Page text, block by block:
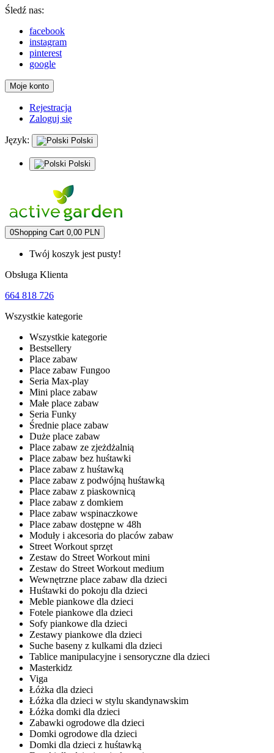
Śledź nas:
facebook
instagram
pinterest
google
Moje konto
Rejestracja
Zaloguj się
Język: Polski
Polski
0Shopping Cart 0,00 PLN
Twój koszyk jest pusty!
Obsługa Klienta
664 818 726
Wszystkie kategorie
Wszystkie kategorie
Bestsellery
Place zabaw
Place zabaw Fungoo
Seria Max-play
Mini place zabaw
Małe place zabaw
Seria Funky
Średnie place zabaw
Duże place zabaw
Place zabaw ze zjeżdżalnią
Place zabaw bez huśtawki
Place zabaw z huśtawką
Place zabaw z podwójną huśtawką
Place zabaw z piaskownicą
Place zabaw z domkiem
Place zabaw wspinaczkowe
Place zabaw dostępne w 48h
Moduły i akcesoria do placów zabaw
Street Workout sprzęt
Zestaw do Street Workout mini
Zestaw do Street Workout medium
Wewnętrzne place zabaw dla dzieci
Huśtawki do pokoju dla dzieci
Meble piankowe dla dzieci
Fotele piankowe dla dzieci
Sofy piankowe dla dzieci
Zestawy piankowe dla dzieci
Suche baseny z kulkami dla dzieci
Tablice manipulacyjne i sensoryczne dla dzieci
Masterkidz
Viga
Łóżka dla dzieci
Łóżka dla dzieci w stylu skandynawskim
Łóżka domki dla dzieci
Zabawki ogrodowe dla dzieci
Domki ogrodowe dla dzieci
Domki dla dzieci z huśtawką